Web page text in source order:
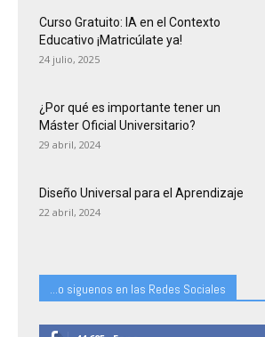
Curso Gratuito: IA en el Contexto
Educativo ¡Matricúlate ya!
24 julio, 2025
¿Por qué es importante tener un
Máster Oficial Universitario?
29 abril, 2024
Diseño Universal para el Aprendizaje
22 abril, 2024
...o siguenos en las Redes Sociales